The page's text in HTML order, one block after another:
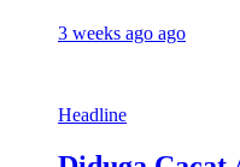
3 weeks ago ago
Headline